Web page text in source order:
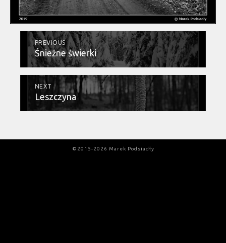
PREVIOUS
Śnieżne świerki
NEXT
Leszczyna
©2015-2026 Marek Podsiadły